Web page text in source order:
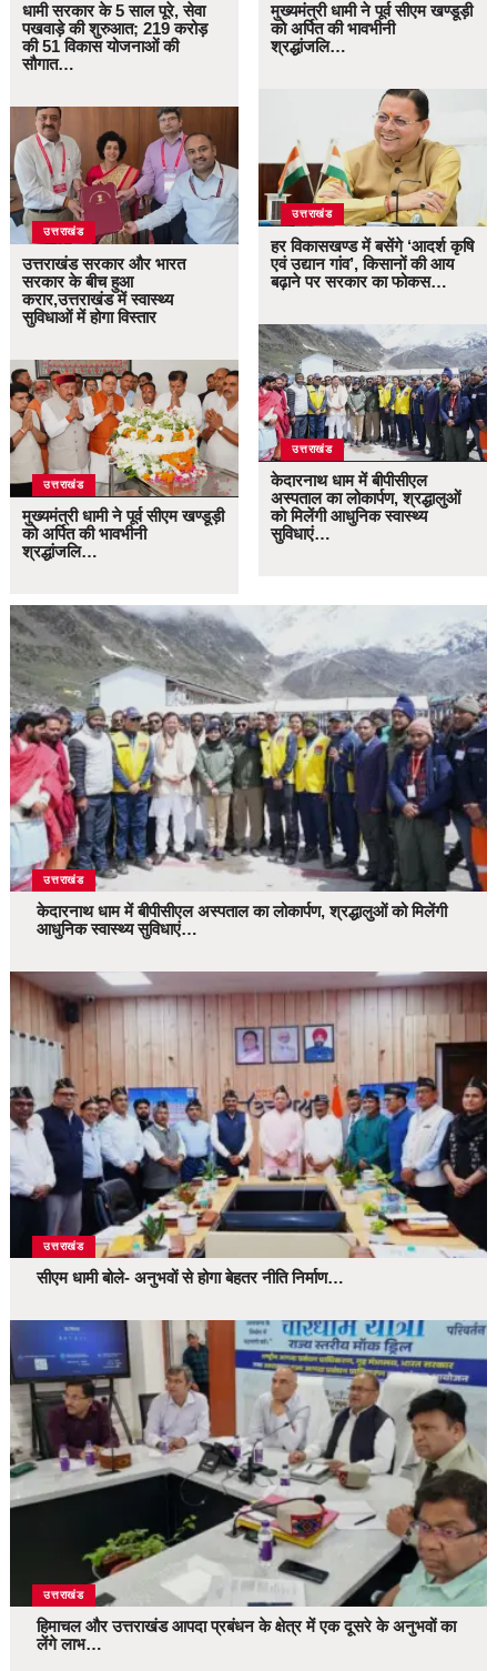
धामी सरकार के 5 साल पूरे, सेवा
पखवाड़े की शुरुआत; 219 करोड़
की 51 विकास योजनाओं की
सौगात…
उत्तराखंड
उत्तराखंड सरकार और भारत
सरकार के बीच हुआ
करार,उत्तराखंड में स्वास्थ्य
सुविधाओं में होगा विस्तार
उत्तराखंड
मुख्यमंत्री धामी ने पूर्व सीएम खण्डूड़ी
को अर्पित की भावभीनी
श्रद्धांजलि…
मुख्यमंत्री धामी ने पूर्व सीएम खण्डूड़ी
को अर्पित की भावभीनी
श्रद्धांजलि…
उत्तराखंड
हर विकासखण्ड में बसेंगे ‘आदर्श कृषि
एवं उद्यान गांव’, किसानों की आय
बढ़ाने पर सरकार का फोकस…
उत्तराखंड
केदारनाथ धाम में बीपीसीएल
अस्पताल का लोकार्पण, श्रद्धालुओं
को मिलेंगी आधुनिक स्वास्थ्य
सुविधाएं…
उत्तराखंड
केदारनाथ धाम में बीपीसीएल अस्पताल का लोकार्पण, श्रद्धालुओं को मिलेंगी
आधुनिक स्वास्थ्य सुविधाएं…
उत्तराखंड
सीएम धामी बोले- अनुभवों से होगा बेहतर नीति निर्माण…
उत्तराखंड
हिमाचल और उत्तराखंड आपदा प्रबंधन के क्षेत्र में एक दूसरे के अनुभवों का
लेंगे लाभ…